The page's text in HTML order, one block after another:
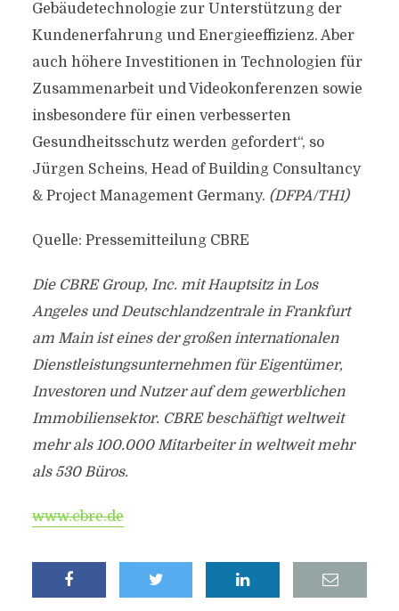
Gebäudetechnologie zur Unterstützung der
Kundenerfahrung und Energieeffizienz. Aber
auch höhere Investitionen in Technologien für
Zusammenarbeit und Videokonferenzen sowie
insbesondere für einen verbesserten
Gesundheitsschutz werden gefordert“, so
Jürgen Scheins, Head of Building Consultancy
& Project Management Germany. (DFPA/TH1)
Quelle: Pressemitteilung CBRE
Die CBRE Group, Inc. mit Hauptsitz in Los
Angeles und Deutschlandzentrale in Frankfurt
am Main ist eines der großen internationalen
Dienstleistungsunternehmen für Eigentümer,
Investoren und Nutzer auf dem gewerblichen
Immobiliensektor. CBRE beschäftigt weltweit
mehr als 100.000 Mitarbeiter in weltweit mehr
als 530 Büros.
www.cbre.de